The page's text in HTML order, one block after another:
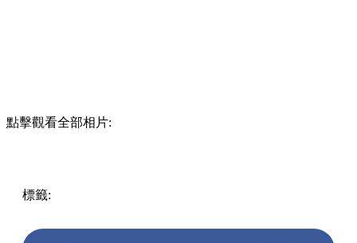
點擊觀看全部相片:
標籤: